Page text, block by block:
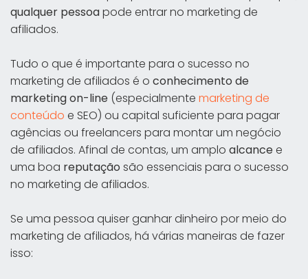
qualquer pessoapode entrar no marketing de
afiliados.
Tudo o que é importante para o sucesso no
marketing de afiliados é o conhecimento de
marketing on-line (especialmente marketing de
conteúdo e SEO) ou capital suficiente para pagar
agências ou freelancers para montar um negócio
de afiliados. Afinal de contas, um amplo alcancee
uma boa reputação são essenciais para o sucesso
no marketing de afiliados.
Se uma pessoa quiser ganhar dinheiro por meio do
marketing de afiliados, há várias maneiras de fazer
isso: